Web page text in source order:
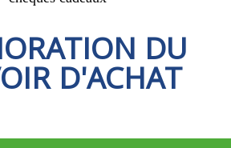
DU
D'ACHAT